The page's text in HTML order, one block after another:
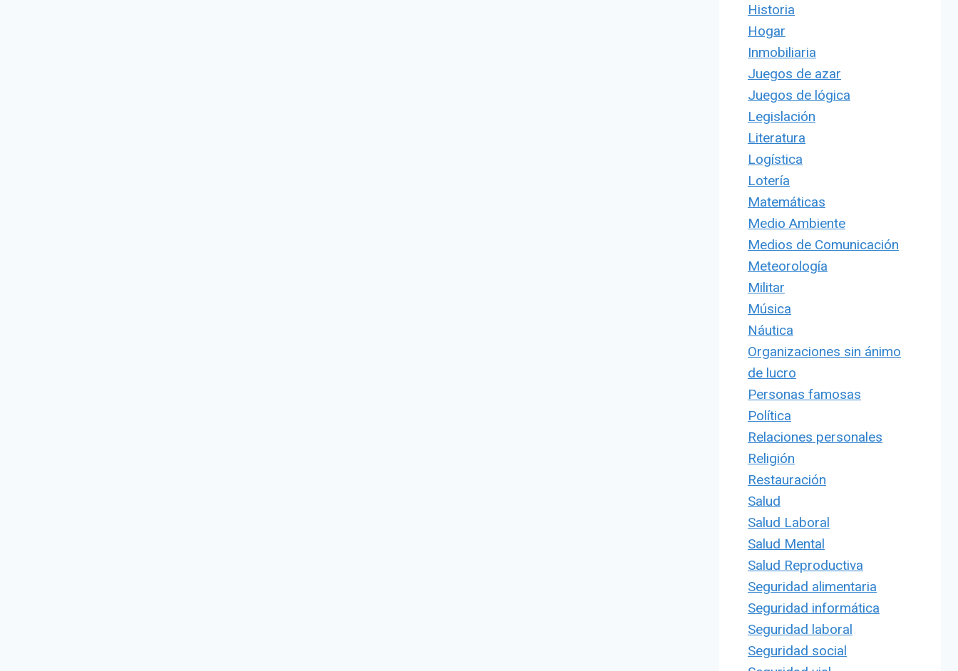
Historia
Hogar
Inmobiliaria
Juegos de azar
Juegos de lógica
Legislación
Literatura
Logística
Lotería
Matemáticas
Medio Ambiente
Medios de Comunicación
Meteorología
Militar
Música
Náutica
Organizaciones sin ánimo
de lucro
Personas famosas
Política
Relaciones personales
Religión
Restauración
Salud
Salud Laboral
Salud Mental
Salud Reproductiva
Seguridad alimentaria
Seguridad informática
Seguridad laboral
Seguridad social